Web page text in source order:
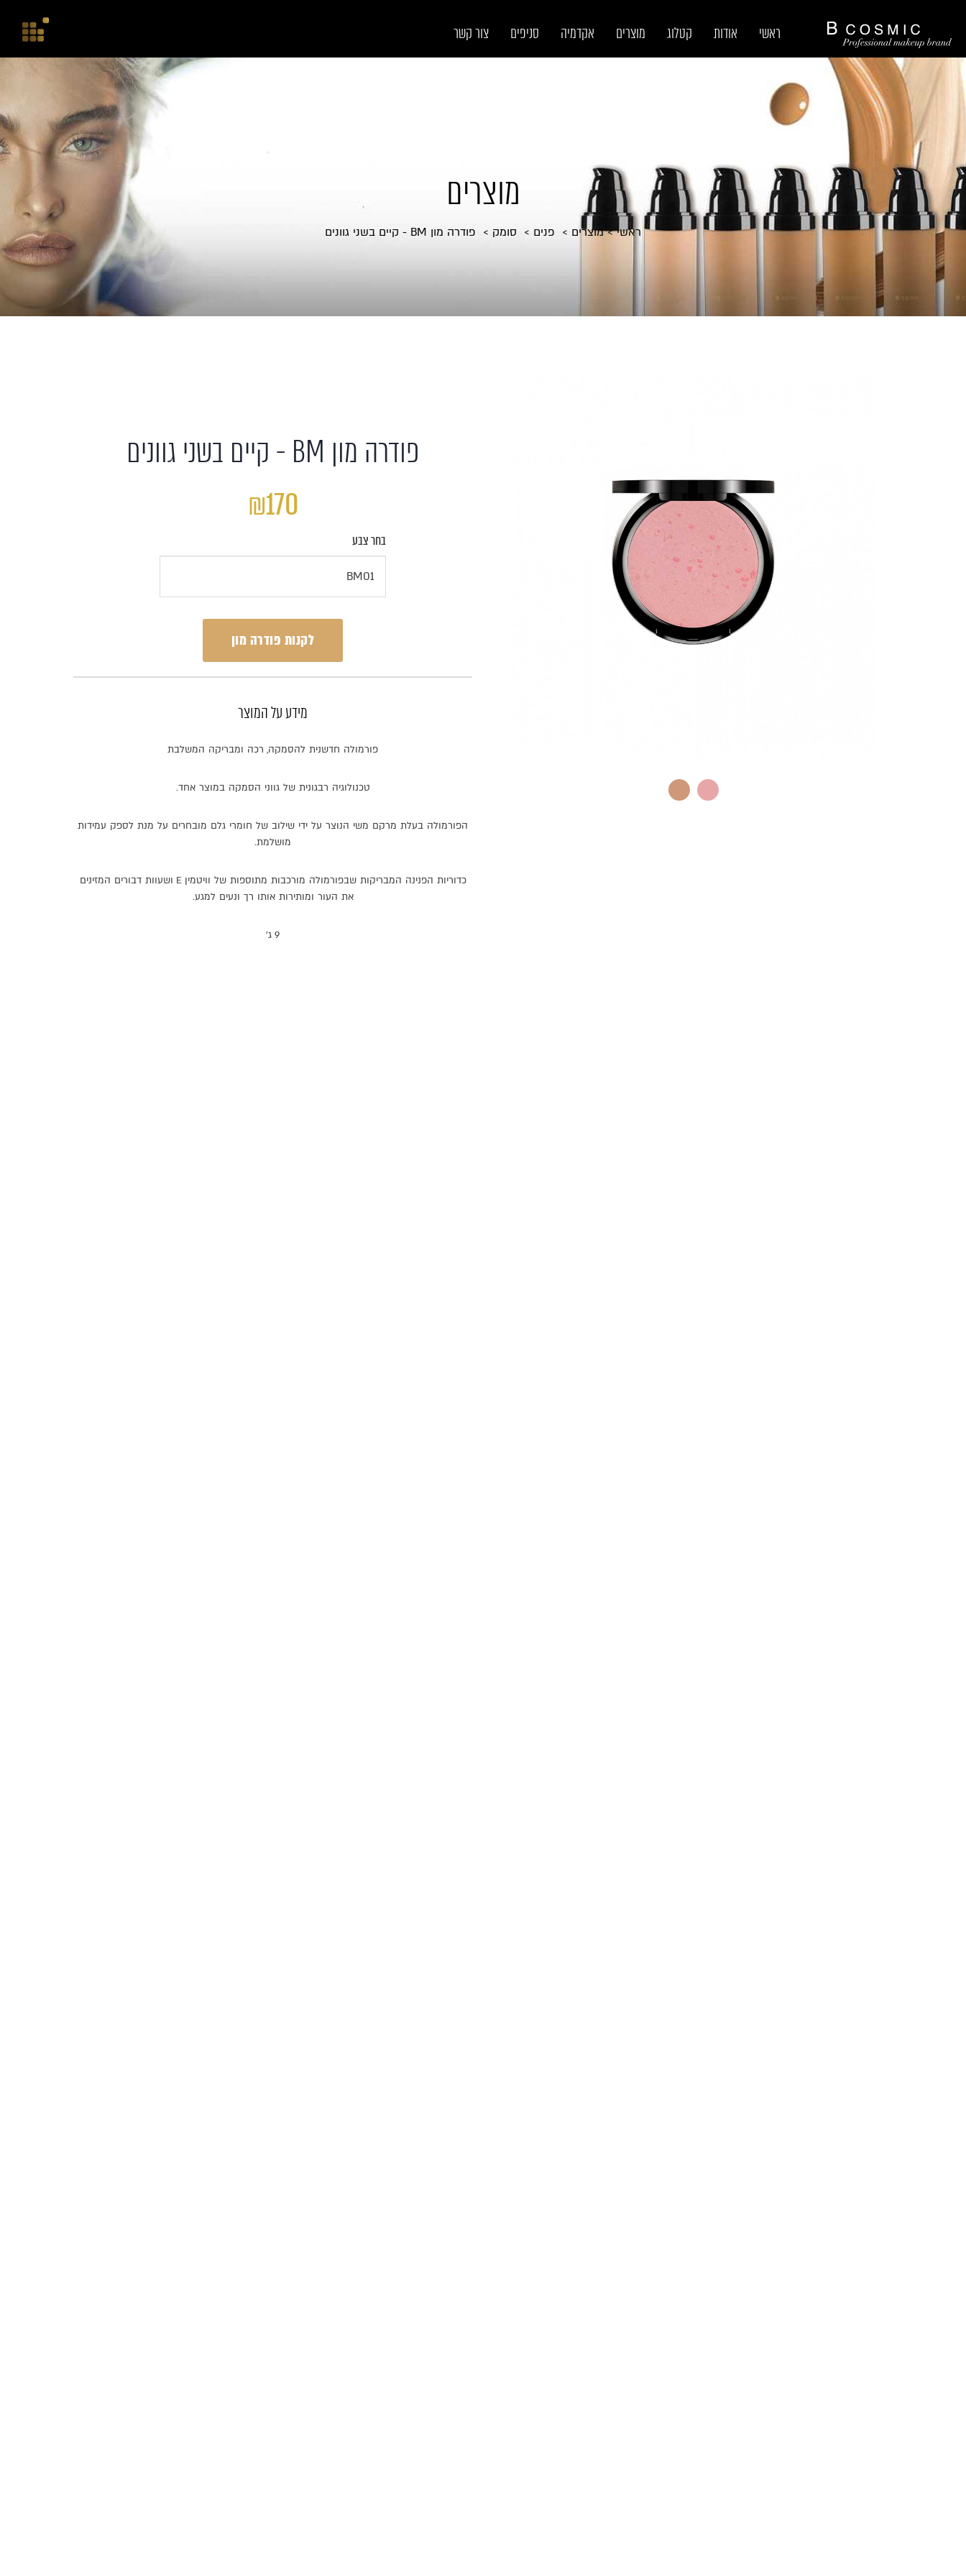
ראשי אודות קטלוג מוצרים אקדמיה סניפים צור קשר
מוצרים
ראשי מוצרים פנים סומק פודרה מון BM - קיים בשני גוונים
פודרה מון BM - קיים בשני גוונים
₪170
בחר צבע
לקנות פודרה מון
מידע על המוצר
פורמולה חדשנית להסמקה, רכה ומבריקה המשלבת
טכנולוגיה רבגונית של גווני הסמקה במוצר אחד.
הפורמולה בעלת מרקם משי הנוצר על ידי שילוב של חומרי גלם מובחרים על מנת לספק עמידות
מושלמת.
כדוריות הפנינה המבריקות שבפורמולה מורכבות מתוספות של וויטמין E ושעוות דבורים המזינים
את העור ומותירות אותו רך ונעים למגע.
9 ג'